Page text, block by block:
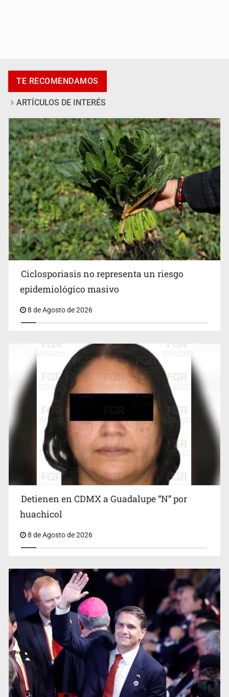
Procesan a el “R1”, presunto líder criminal en Jalisco y
Michoacán
Cae en Zapopan prófugo estadounidense buscado por
Interpol
Ciclosporiasis no representa un riesgo epidemiológico
masivo
TE RECOMENDAMOS
ARTÍCULOS DE INTERÉS
Ciclosporiasis no representa un riesgo
epidemiológico masivo
8 de Agosto de 2026
Detienen en CDMX a Guadalupe “N” por
huachicol
8 de Agosto de 2026